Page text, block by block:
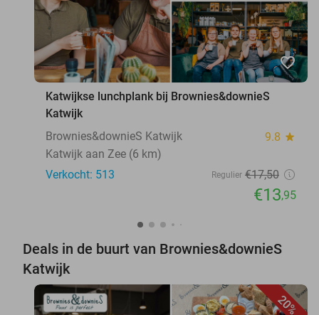
favorite_border
Katwijkse lunchplank bij Brownies&downieS
Katwijk
Brownies&downieS Katwijk
9.8 star
Katwijk aan Zee (6 km)
Verkocht: 513
Regulier €17,50
€13,95
Deals in de buurt van Brownies&downieS
Katwijk
20%